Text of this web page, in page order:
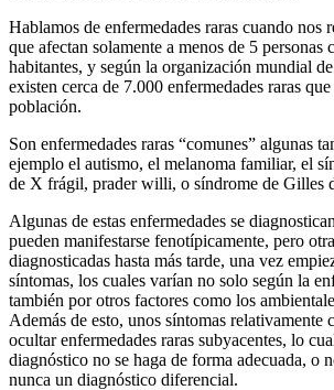
Hablamos de enfermedades raras cuando nos
que afectan solamente a menos de 5 personas
habitantes, y según la organización mundial
existen cerca de 7.000 enfermedades raras
población.
Son enfermedades raras “comunes” algunas
ejemplo el autismo, el melanoma familiar, el
de X frágil, prader willi, o síndrome de Gilles
Algunas de estas enfermedades se
pueden manifestarse fenotípicamente, pero
diagnosticadas hasta más tarde, una vez
síntomas, los cuales varían no solo según la
también por otros factores como los
Además de esto, unos síntomas relativamente
ocultar enfermedades raras subyacentes, lo
diagnóstico no se haga de forma adecuada, o
nunca un diagnóstico diferencial.